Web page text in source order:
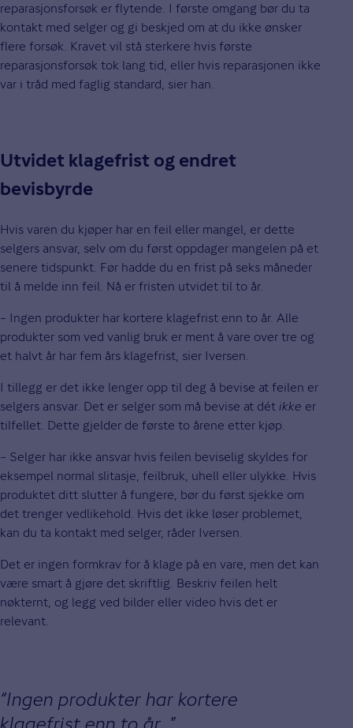
reparasjonsforsøk er flytende. I første omgang bør du ta
kontakt med selger og gi beskjed om at du ikke ønsker
flere forsøk. Kravet vil stå sterkere hvis første
reparasjonsforsøk tok lang tid, eller hvis reparasjonen ikke
var i tråd med faglig standard, sier han.
Utvidet klagefrist og endret
bevisbyrde
Hvis varen du kjøper har en feil eller mangel, er dette
selgers ansvar, selv om du først oppdager mangelen på et
senere tidspunkt. Før hadde du en frist på seks måneder
til å melde inn feil. Nå er fristen utvidet til to år.
– Ingen produkter har kortere klagefrist enn to år. Alle
produkter som ved vanlig bruk er ment å vare over tre og
et halvt år har fem års klagefrist, sier Iversen.
I tillegg er det ikke lenger opp til deg å bevise at feilen er
selgers ansvar. Det er selger som må bevise at dét ikke er
tilfellet. Dette gjelder de første to årene etter kjøp.
­– Selger har ikke ansvar hvis feilen beviselig skyldes for
eksempel normal slitasje, feilbruk, uhell eller ulykke. Hvis
produktet ditt slutter å fungere, bør du først sjekke om
det trenger vedlikehold. Hvis det ikke løser problemet,
kan du ta kontakt med selger, råder Iversen.
Det er ingen formkrav for å klage på en vare, men det kan
være smart å gjøre det skriftlig. Beskriv feilen helt
nøkternt, og legg ved bilder eller video hvis det er
relevant.
Ingen produkter har kortere